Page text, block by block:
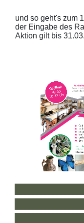
und so geht's zum
der Eingabe des
Aktion gilt bis